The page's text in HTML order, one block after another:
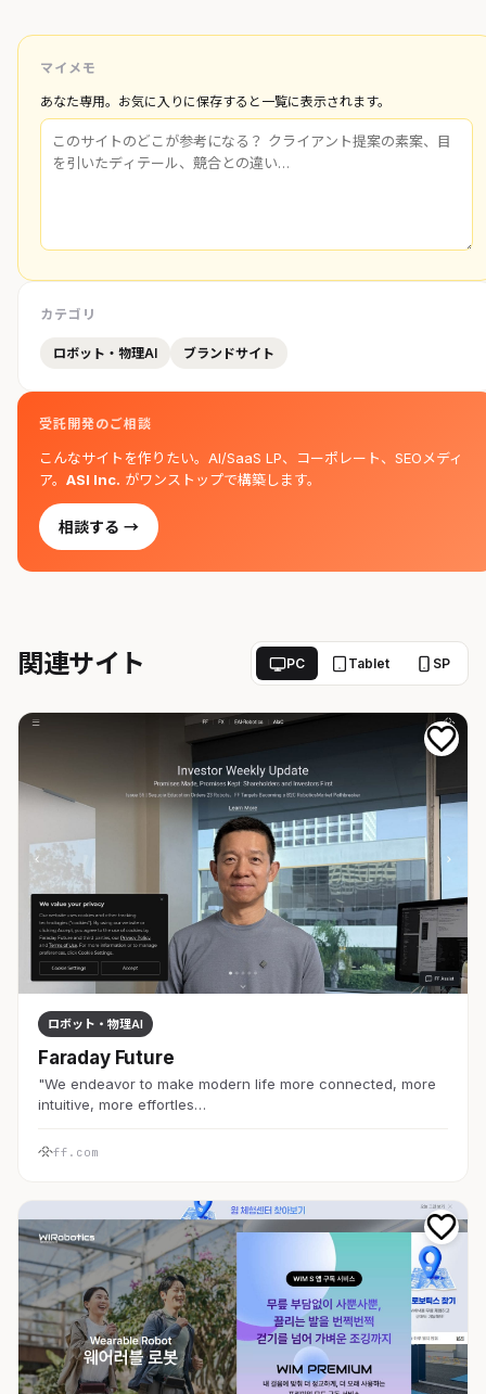
マイメモ
あなた専用。お気に入りに保存すると一覧に表示されます。
カテゴリ
ロボット・物理AI ブランドサイト
受託開発のご相談
こんなサイトを作りたい。AI/SaaS LP、コーポレート、SEOメディ
ア。 ASI Inc. がワンストップで構築します。
相談する →
関連サイト PC Tablet SP
ロボット・物理AI
Faraday Future
"We endeavor to make modern life more connected, more
intuitive, more effortles…
ff.com